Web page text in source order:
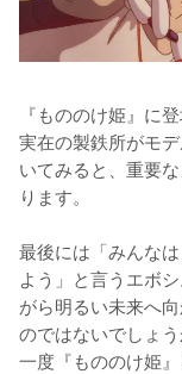
『もののけ姫』に
実在の製鉄所がモ
いてみると、重要
ります。
最後には「みんな
よう」と言うエボ
がら明るい未来へ
のではないでしょ
一度『もののけ姫